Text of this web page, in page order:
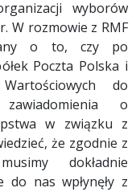
wyborów
W rozmowie z RMF
o to, czy po
Poczta Polska i
do
o
w związku z
że zgodnie z
dokładnie
do nas wpłynęły z